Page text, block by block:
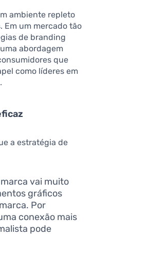
ambiente repleto
Em um mercado tão
de branding
abordagem
que
como líderes em
a estratégia de
vai muito
gráficos
Por
conexão mais
pode